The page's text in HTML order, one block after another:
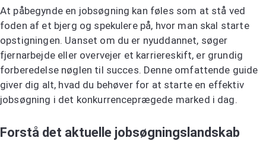
At påbegynde en jobsøgning kan føles som at stå ved
foden af et bjerg og spekulere på, hvor man skal starte
opstigningen. Uanset om du er nyuddannet, søger
fjernarbejde eller overvejer et karriereskift, er grundig
forberedelse nøglen til succes. Denne omfattende guide
giver dig alt, hvad du behøver for at starte en effektiv
jobsøgning i det konkurrenceprægede marked i dag.
Forstå det aktuelle jobsøgningslandskab